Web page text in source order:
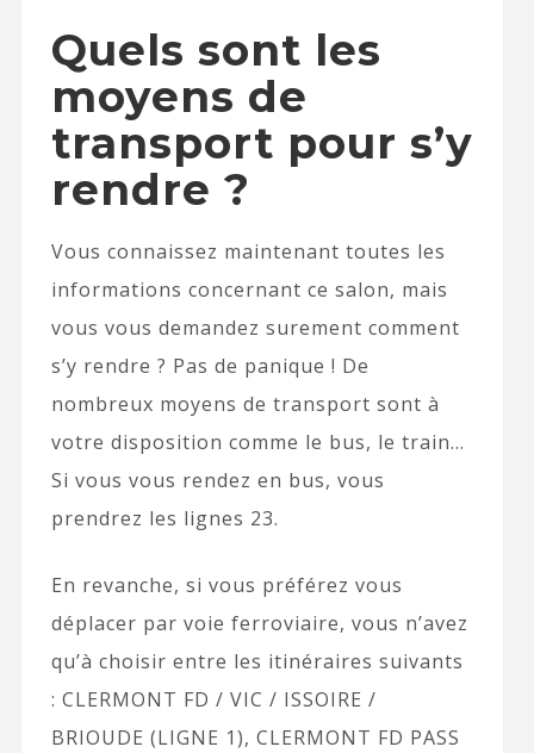
Quels sont les
moyens de
transport pour s’y
rendre ?
Vous connaissez maintenant toutes les
informations concernant ce salon, mais
vous vous demandez surement comment
s’y rendre ? Pas de panique ! De
nombreux moyens de transport sont à
votre disposition comme le bus, le train…
Si vous vous rendez en bus, vous
prendrez les lignes 23.
En revanche, si vous préférez vous
déplacer par voie ferroviaire, vous n’avez
qu’à choisir entre les itinéraires suivants
: CLERMONT FD / VIC / ISSOIRE /
BRIOUDE (LIGNE 1), CLERMONT FD PASS